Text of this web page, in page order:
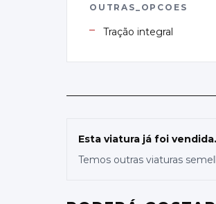
OUTRAS_OPCOES
Tração integral
Esta viatura já foi
Temos outras viaturas